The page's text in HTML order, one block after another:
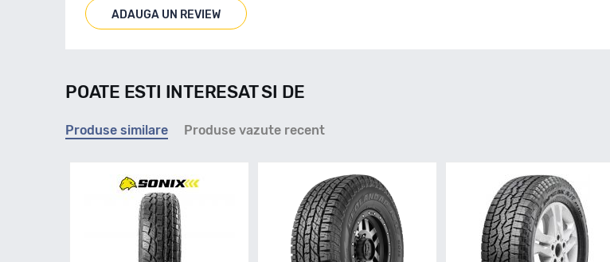
ADAUGA UN REVIEW
POATE ESTI INTERESAT SI DE
Produse similare Produse vazute recent